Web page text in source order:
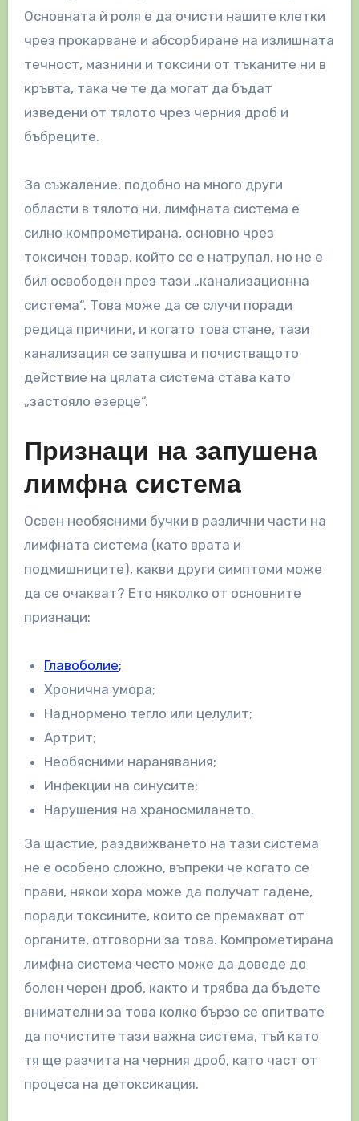
Основната ѝ роля е да очисти нашите клетки
чрез прокарване и абсорбиране на излишната
течност, мазнини и токсини от тъканите ни в
кръвта, така че те да могат да бъдат
изведени от тялото чрез черния дроб и
бъбреците.
За съжаление, подобно на много други
области в тялото ни, лимфната система е
силно компрометирана, основно чрез
токсичен товар, който се е натрупал, но не е
бил освободен през тази „канализационна
система“. Това може да се случи поради
редица причини, и когато това стане, тази
канализация се запушва и почистващото
действие на цялата система става като
„застояло езерце“.
Признаци на запушена
лимфна система
Освен необясними бучки в различни части на
лимфната система (като врата и
подмишниците), какви други симптоми може
да се очакват? Ето няколко от основните
признаци:
Главоболие;
Хронична умора;
Наднормено тегло или целулит;
Артрит;
Необясними наранявания;
Инфекции на синусите;
Нарушения на храносмилането.
За щастие, раздвижването на тази система
не е особено сложно, въпреки че когато се
прави, някои хора може да получат гадене,
поради токсините, които се премахват от
органите, отговорни за това. Компрометирана
лимфна система често може да доведе до
болен черен дроб, както и трябва да бъдете
внимателни за това колко бързо се опитвате
да почистите тази важна система, тъй като
тя ще разчита на черния дроб, като част от
процеса на детоксикация.